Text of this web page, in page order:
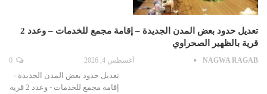
تعديل حدود بعض المدن الجديدة – إقامة مجمع للخدمات – وعدد 2
قرية بالظهير الصحراوي
NAGWA RAGAB أغسطس 4, 2026
تعديل حدود بعض المدن الجديدة -
إقامة مجمع للخدمات - وعدد 2 قرية